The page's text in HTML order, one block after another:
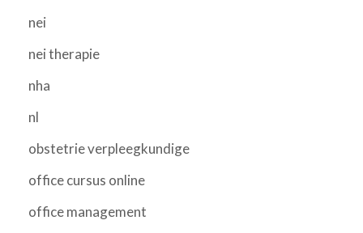
nei
nei therapie
nha
nl
obstetrie verpleegkundige
office cursus online
office management